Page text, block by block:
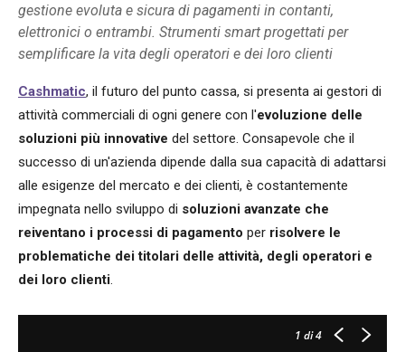
gestione evoluta e sicura di pagamenti in contanti,
elettronici o entrambi. Strumenti smart progettati per
semplificare la vita degli operatori e dei loro clienti
Cashmatic, il futuro del punto cassa, si presenta ai gestori di
attività commerciali di ogni genere con l'evoluzione delle
soluzioni più innovative del settore. Consapevole che il
successo di un'azienda dipende dalla sua capacità di adattarsi
alle esigenze del mercato e dei clienti, è costantemente
impegnata nello sviluppo di soluzioni avanzate che
reiventano i processi di pagamento per risolvere le
problematiche dei titolari delle attività, degli operatori e
dei loro clienti
1 di 4